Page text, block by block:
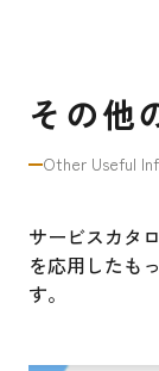
その他
Other Useful
サービスカタ
を応用したも
す。